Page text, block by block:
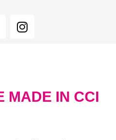
MADE IN CCI